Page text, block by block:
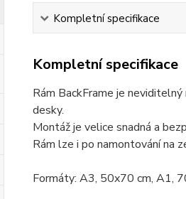
Kompletní specifikace
Kompletní specifikace
Rám BackFrame je
desky.
Montáž je velice snadná a
Rám lze i po namontování na
Formáty: A3, 50x70 cm, A1,